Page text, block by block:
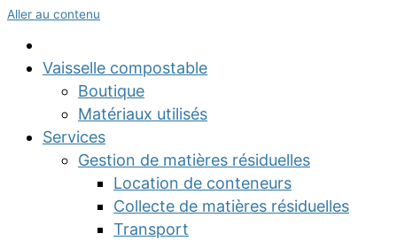
Aller au contenu
Vaisselle compostable
Boutique
Matériaux utilisés
Services
Gestion de matières résiduelles
Location de conteneurs
Collecte de matières résiduelles
Transport